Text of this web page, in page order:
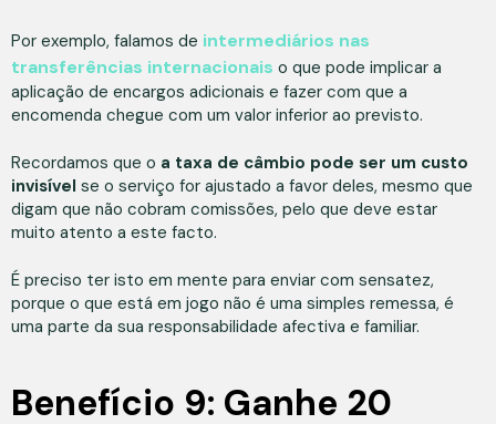
Por exemplo, falamos de intermediários nas
transferências internacionais o que pode implicar a
aplicação de encargos adicionais e fazer com que a
encomenda chegue com um valor inferior ao previsto.
Recordamos que o a taxa de câmbio pode ser um custo
invisível se o serviço for ajustado a favor deles, mesmo que
digam que não cobram comissões, pelo que deve estar
muito atento a este facto.
É preciso ter isto em mente para enviar com sensatez,
porque o que está em jogo não é uma simples remessa, é
uma parte da sua responsabilidade afectiva e familiar.
Benefício 9: Ganhe 20